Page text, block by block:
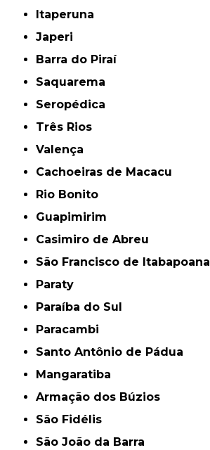
Itaperuna
Japeri
Barra do Piraí
Saquarema
Seropédica
Três Rios
Valença
Cachoeiras de Macacu
Rio Bonito
Guapimirim
Casimiro de Abreu
São Francisco de Itabapoana
Paraty
Paraíba do Sul
Paracambi
Santo Antônio de Pádua
Mangaratiba
Armação dos Búzios
São Fidélis
São João da Barra